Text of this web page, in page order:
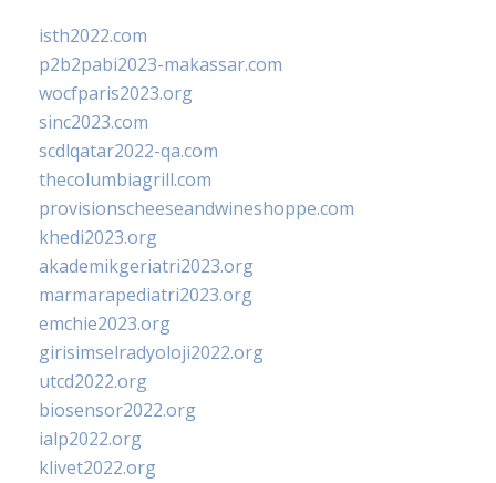
isth2022.com
p2b2pabi2023-makassar.com
wocfparis2023.org
sinc2023.com
scdlqatar2022-qa.com
thecolumbiagrill.com
provisionscheeseandwineshoppe.com
khedi2023.org
akademikgeriatri2023.org
marmarapediatri2023.org
emchie2023.org
girisimselradyoloji2022.org
utcd2022.org
biosensor2022.org
ialp2022.org
klivet2022.org